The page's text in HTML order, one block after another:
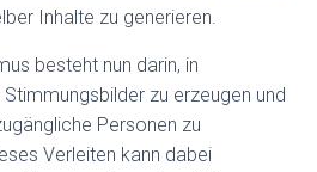
Inhalte zu generieren.
besteht nun darin, in
zu erzeugen und
Personen zu
Verleiten kann dabei